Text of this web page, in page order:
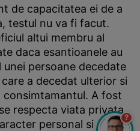
de capacitatea ei de a
testul nu va fi facut.
altui membru al
daca esantioanele au
persoane decedate
a decedat ulterior si
A fost
respecta viata privata
personal si
?